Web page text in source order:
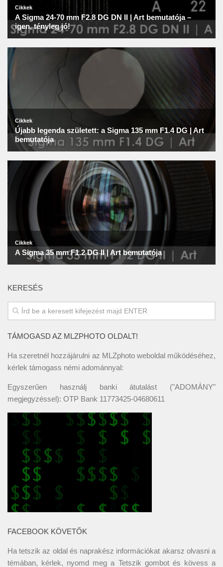
KERESÉS
TÁMOGASD AZ MLZPHOTO OLDALT!
Ha szeretnél hozzájárulni az MLZphoto weboldal működéséhez,
kérlek támogass némi adománnyal:
Egyszerűen használj banki átutalást ("ADOMÁNY"
megjegyzéssel): OTP Bank 11773425-04680611
FACEBOOK KÖVETŐK
Ha tetszik az oldal és naprakész információkat akarsz olvasni a
témában, kérlek, nyomd meg a Tetszik gombot és kövess a